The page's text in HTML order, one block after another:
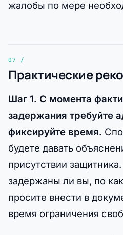
жалобы по мере
Практические
Шаг 1. С момента
задержания требуйте
фиксируйте время.
будете давать
присутствии
задержаны ли вы, по
просите внести в
время ограничения